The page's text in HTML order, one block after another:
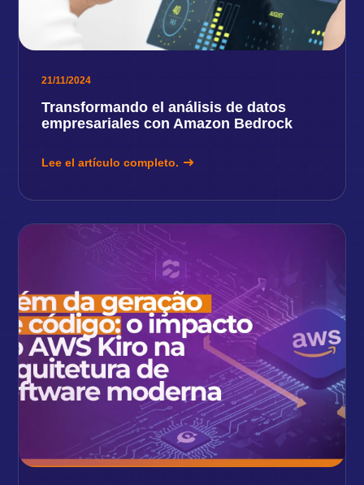
21/11/2024
Transformando el análisis de datos
empresariales con Amazon Bedrock
Lee el artículo completo.